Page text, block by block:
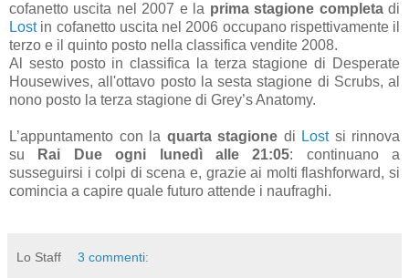
cofanetto uscita nel 2007 e la prima stagione completadi
Lostin cofanetto uscita nel 2006 occupano rispettivamente il
terzo e il quinto posto nella classifica vendite 2008.
Al sesto posto in classifica la terza stagione di Desperate
Housewives, all'ottavo posto la sesta stagione di Scrubs, al
nono posto la terza stagione di Grey’s Anatomy.
L’appuntamento con la quarta stagione di Lostsi rinnova
su
Rai Due ogni lunedì alle 21:05: continuano a
susseguirsi i colpi di scena e, grazie ai molti flashforward, si
comincia a capire quale futuro attende i naufraghi.
Lo Staff 3 commenti: